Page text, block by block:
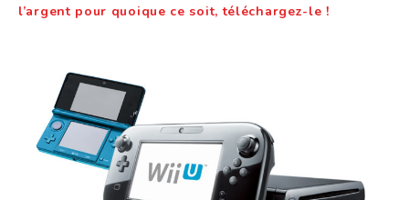
l’argent pour quoique ce soit, téléchargez-le !